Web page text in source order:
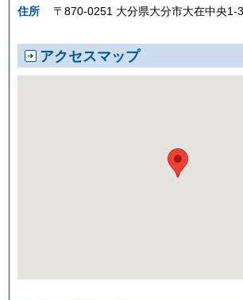
住所 〒870-0251 大分県大分市大在中央1-
アクセスマップ